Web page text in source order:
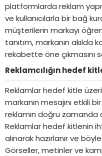
platformlarda reklam
ve kullanıcılarla bir bağ
müşterilerin markayı
tanıtım, markanın akılda
rekabette öne çıkmasını
Reklamcılığın hedef
Reklamlar hedef kitle
markanın mesajını etkili
reklamın doğru zamanda
Reklamlar hedef kitlenin
alınarak hazırlanır ve
Görseller, metinler ve